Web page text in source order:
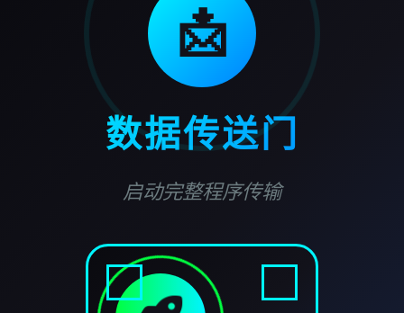
📩
数据传送门
启动完整程序传输